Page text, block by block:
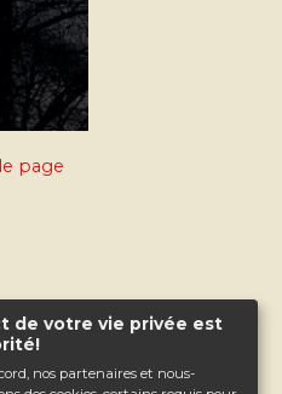
de votre vie privée est
nos partenaires et nous-
page